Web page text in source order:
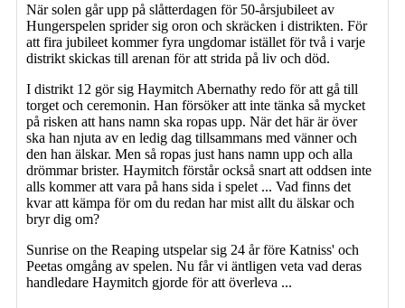
När solen går upp på slåtterdagen för 50-årsjubileet av
Hungerspelen sprider sig oron och skräcken i distrikten. För
att fira jubileet kommer fyra ungdomar istället för två i varje
distrikt skickas till arenan för att strida på liv och död.
I distrikt 12 gör sig Haymitch Abernathy redo för att gå till
torget och ceremonin. Han försöker att inte tänka så mycket
på risken att hans namn ska ropas upp. När det här är över
ska han njuta av en ledig dag tillsammans med vänner och
den han älskar. Men så ropas just hans namn upp och alla
drömmar brister. Haymitch förstår också snart att oddsen inte
alls kommer att vara på hans sida i spelet ... Vad finns det
kvar att kämpa för om du redan har mist allt du älskar och
bryr dig om?
Sunrise on the Reaping utspelar sig 24 år före Katniss' och
Peetas omgång av spelen. Nu får vi äntligen veta vad deras
handledare Haymitch gjorde för att överleva ...